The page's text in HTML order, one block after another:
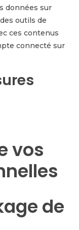
données sur
outils de
ces contenus
connecté sur
vos
de